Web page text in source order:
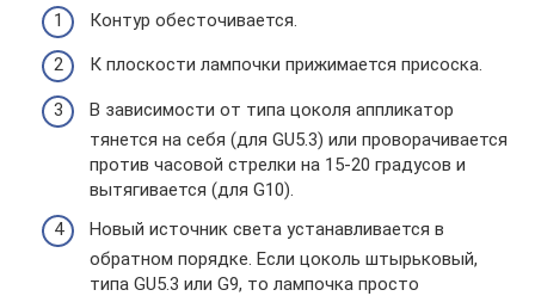
Контур обесточивается.
К плоскости лампочки прижимается присоска.
В зависимости от типа цоколя аппликатор
тянется на себя (для GU5.3) или проворачивается
против часовой стрелки на 15-20 градусов и
вытягивается (для G10).
Новый источник света устанавливается в
обратном порядке. Если цоколь штырьковый,
типа GU5.3 или G9, то лампочка просто